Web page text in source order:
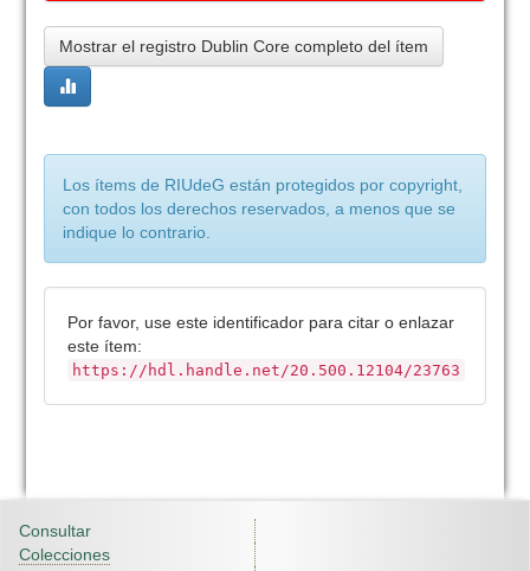
Mostrar el registro Dublin Core completo del ítem
Los ítems de RIUdeG están protegidos por copyright,
con todos los derechos reservados, a menos que se
indique lo contrario.
Por favor, use este identificador para citar o enlazar
este ítem:
https://hdl.handle.net/20.500.12104/23763
Consultar
Colecciones